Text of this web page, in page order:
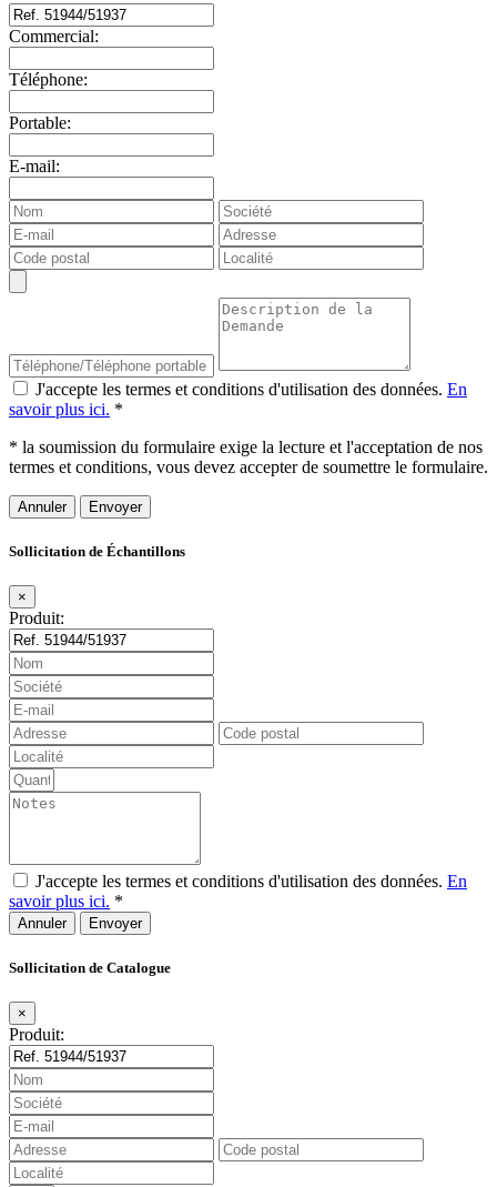
Commercial:
Téléphone:
Portable:
E-mail:
J'accepte les termes et conditions d'utilisation des données. En
savoir plus ici. *
* la soumission du formulaire exige la lecture et l'acceptation de nos
termes et conditions, vous devez accepter de soumettre le formulaire.
Annuler
Sollicitation de Échantillons
×
Produit:
J'accepte les termes et conditions d'utilisation des données. En
savoir plus ici. *
Annuler
Sollicitation de Catalogue
×
Produit: